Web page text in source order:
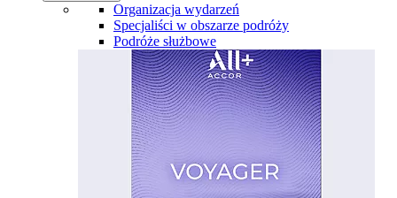
Organizacja wydarzeń
Specjaliści w obszarze podróży
Podróże służbowe